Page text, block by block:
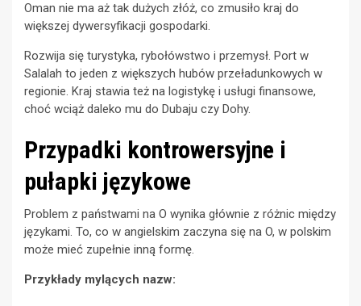
Oman nie ma aż tak dużych złóż, co zmusiło kraj do
większej dywersyfikacji gospodarki.
Rozwija się turystyka, rybołówstwo i przemysł. Port w
Salalah to jeden z większych hubów przeładunkowych w
regionie. Kraj stawia też na logistykę i usługi finansowe,
choć wciąż daleko mu do Dubaju czy Dohy.
Przypadki kontrowersyjne i
pułapki językowe
Problem z państwami na O wynika głównie z różnic między
językami. To, co w angielskim zaczyna się na O, w polskim
może mieć zupełnie inną formę.
Przykłady mylących nazw: